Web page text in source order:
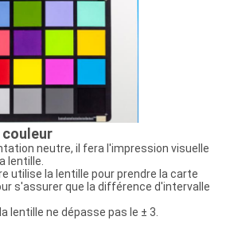
neutre, il fera l'impression visuelle
lentille.
utilise la lentille pour prendre la carte
s'assurer que la différence d'intervalle
lentille ne dépasse pas le ± 3.